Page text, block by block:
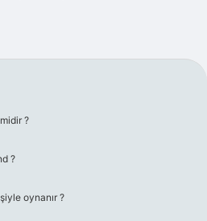
?
?
oynanır ?